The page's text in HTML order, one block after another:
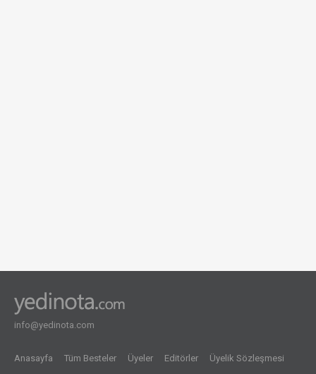
info@yedinota.com
Anasayfa Tüm Besteler Üyeler Editörler Üyelik Sözleşmesi